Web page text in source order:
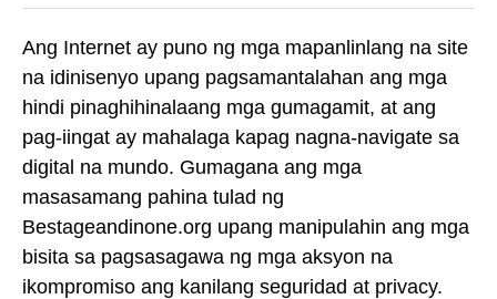
Ang Internet ay puno ng mga mapanlinlang na site
na idinisenyo upang pagsamantalahan ang mga
hindi pinaghihinalaang mga gumagamit, at ang
pag-iingat ay mahalaga kapag nagna-navigate sa
digital na mundo. Gumagana ang mga
masasamang pahina tulad ng
Bestageandinone.org upang manipulahin ang mga
bisita sa pagsasagawa ng mga aksyon na
ikompromiso ang kanilang seguridad at privacy.